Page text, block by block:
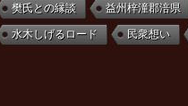
樊氏との縁談 益州梓潼郡涪県
水木しげるロード 民衆想い